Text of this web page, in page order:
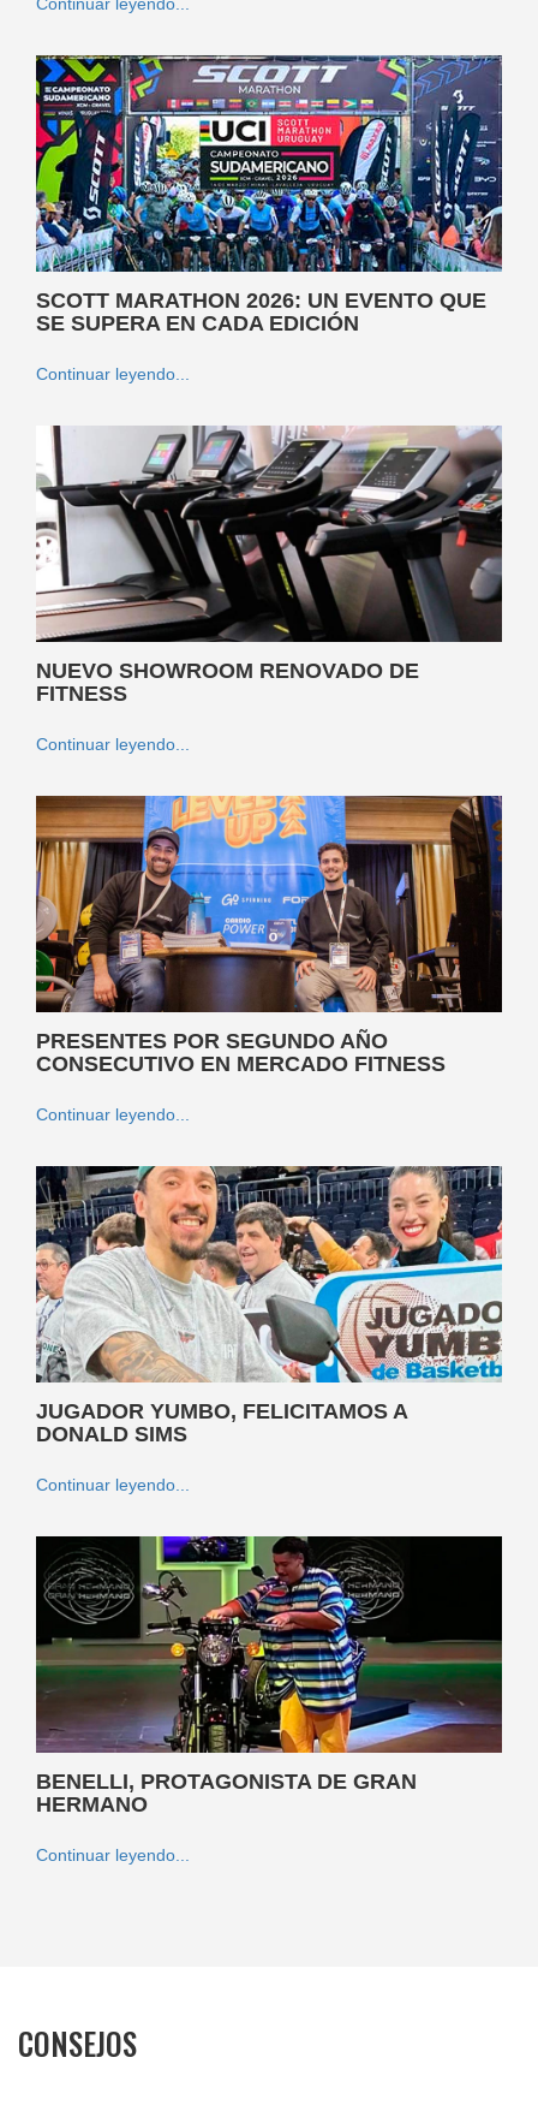
SCOTT MARATHON 2026: UN EVENTO QUE
SE SUPERA EN CADA EDICIÓN
Continuar leyendo...
NUEVO SHOWROOM RENOVADO DE
FITNESS
Continuar leyendo...
PRESENTES POR SEGUNDO AÑO
CONSECUTIVO EN MERCADO FITNESS
Continuar leyendo...
JUGADOR YUMBO, FELICITAMOS A
DONALD SIMS
Continuar leyendo...
BENELLI, PROTAGONISTA DE GRAN
HERMANO
Continuar leyendo...
CONSEJOS